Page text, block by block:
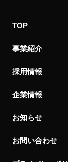
TOP
事業紹介
採用情報
企業情報
お知らせ
お問い合わせ